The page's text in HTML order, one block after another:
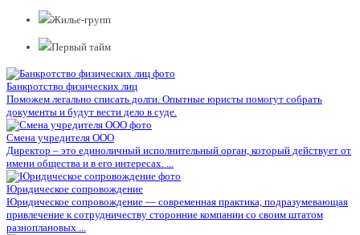
Жилье-групп
Первый тайм
Банкротство физических лиц
Поможем легально списать долги. Опытные юристы помогут собрать
документы и будут вести дело в суде.
Смена учредителя ООО
Директор – это единоличный исполнительный орган, который действует от
имени общества и в его интересах. ...
Юридическое сопровождение
Юридическое сопровождение — современная практика, подразумевающая
привлечение к сотрудничеству сторонние компании со своим штатом
разноплановых ...